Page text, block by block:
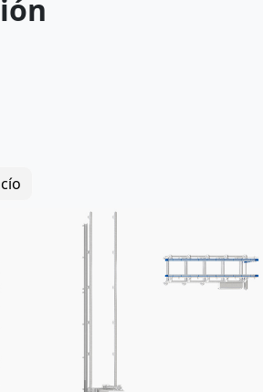
Combina
grupales y otras